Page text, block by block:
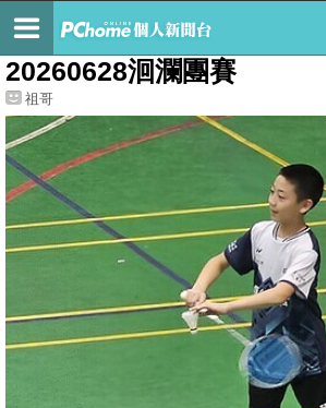
最新文章
20260628洄瀾團賽
祖哥